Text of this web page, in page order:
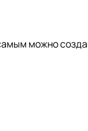
можно